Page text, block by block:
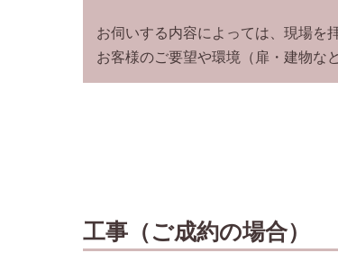
お伺いする内容によっては、現場を
お客様のご要望や環境（扉・建物な
工事（ご成約の場合）